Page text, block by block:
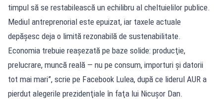
timpul să se restabilească un echilibru al cheltuielilor publice.
Mediul antreprenorial este epuizat, iar taxele actuale
depăşesc deja o limită rezonabilă de sustenabilitate.
Economia trebuie reaşezată pe baze solide: producţie,
prelucrare, muncă reală — nu pe consum, importuri şi datorii
tot mai mari”, scrie pe Facebook Lulea, după ce liderul AUR a
pierdut alegerile prezidenţiale în faţa lui Nicuşor Dan.